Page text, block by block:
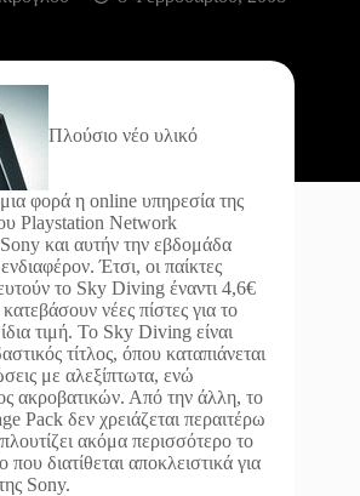
Πλούσιο νέο υλικό
φορά η online υπηρεσία της
Playstation Network
και αυτήν την εβδομάδα
Έτσι, οι παίκτες
το Sky Diving έναντι 4,6€
νέες πίστες για το
τιμή. Το Sky Diving είναι
τίτλος, όπου καταπιάνεται
με αλεξίπτωτα, ενώ
ακροβατικών. Από την άλλη, το
Pack δεν χρειάζεται περαιτέρω
ακόμα περισσότερο το
διατίθεται αποκλειστικά για
Sony.